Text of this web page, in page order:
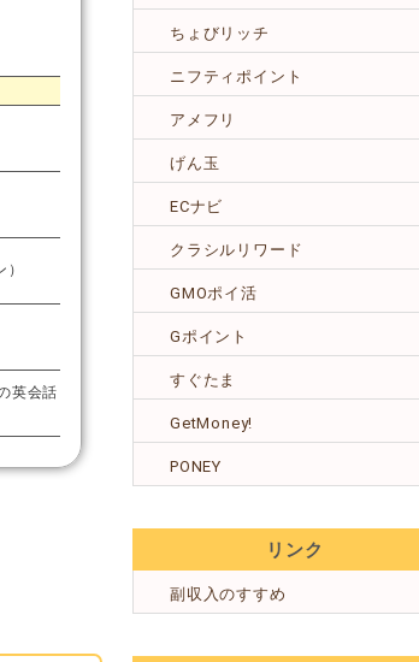
英会話
ちょびリッチ
ニフティポイント
アメフリ
げん玉
ECナビ
クラシルリワード
GMOポイ活
Gポイント
すぐたま
GetMoney!
PONEY
リンク
副収入のすすめ